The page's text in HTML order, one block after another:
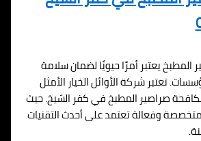
المطبخ يعتبر أمرًا حيويًا لضمان سلامة
تعتبر شركة الأوائل الخيار الأمثل
صراصير المطبخ في كفر الشيخ. حيث
وفعالة تعتمد على أحدث التقنيات